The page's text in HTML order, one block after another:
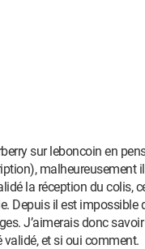
sur leboncoin en
malheureusement il
la réception du colis,
Depuis il est impossible
J’aimerais donc
et si oui comment.